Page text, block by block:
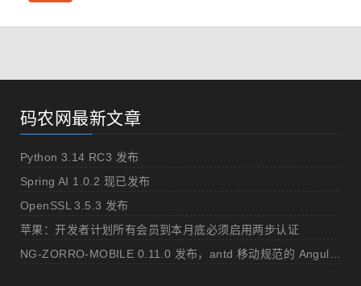
码农网最新文章
Python 3.14 RC3 发布
Spring AI 1.0.2 现已发布
OpenSSL 3.5.3 发布
苹果：开发者计划所有会员到本月底必须启用两步认证